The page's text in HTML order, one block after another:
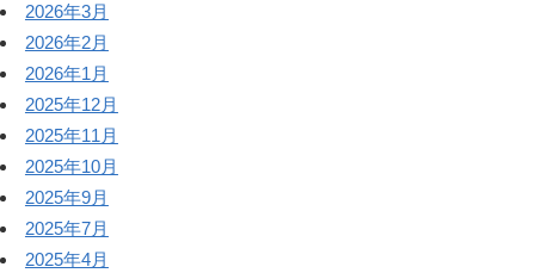
2026年3月
2026年2月
2026年1月
2025年12月
2025年11月
2025年10月
2025年9月
2025年7月
2025年4月